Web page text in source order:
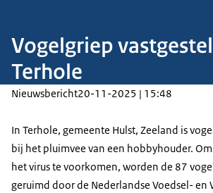
Vogelgriep
Terhole
Nieuwsbericht20-11-2025 | 15:48
In Terhole, gemeente Hulst, Zeeland is
bij het pluimvee van een hobbyhouder.
het virus te voorkomen, worden de 87
geruimd door de Nederlandse Voedsel- en